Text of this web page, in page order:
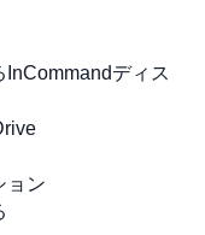
InCommandディス
ョン